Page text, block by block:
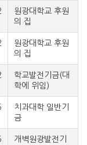
원광대학교 후원
의 집
원광대학교 후원
의 집
학교발전기금(대
학에 위임)
치과대학 일반기
금
개벽원광발전기